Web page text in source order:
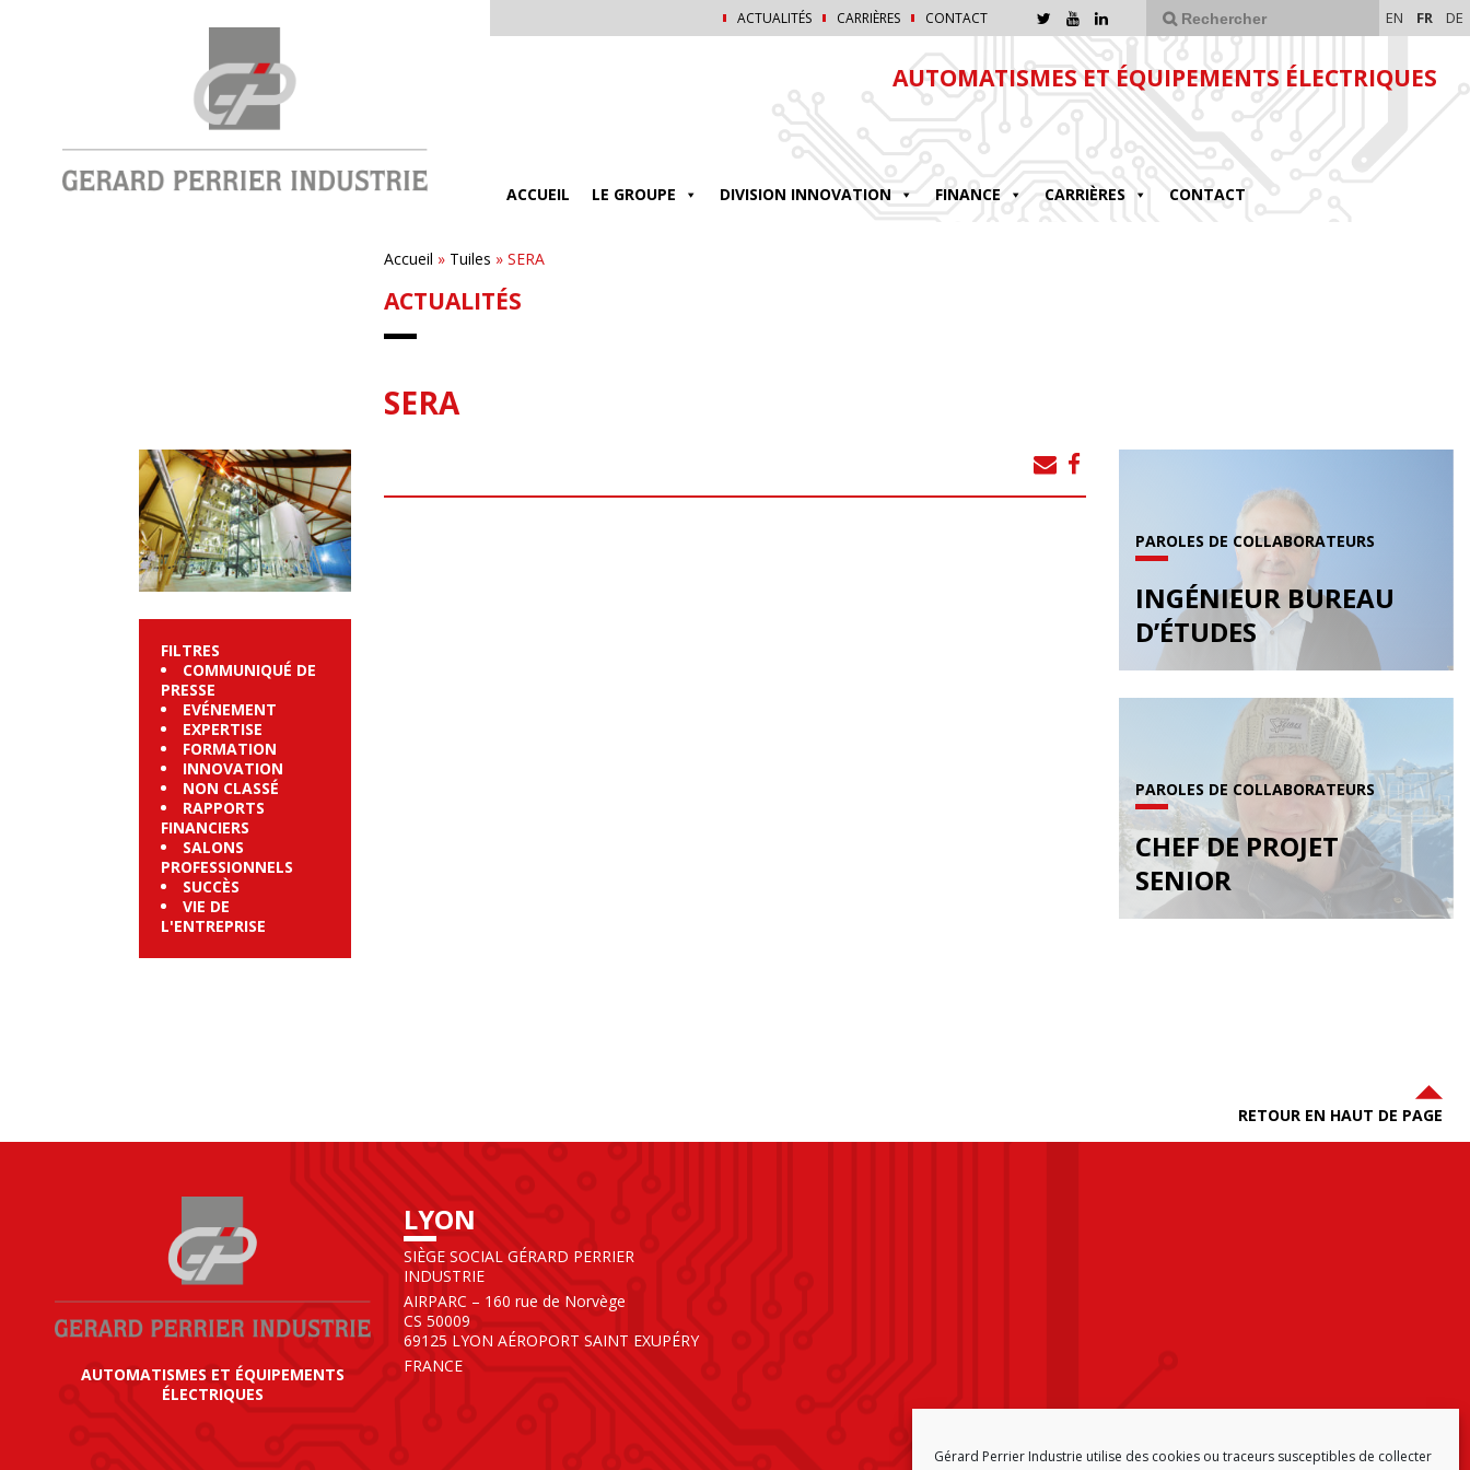
Gérard Perrier Industrie utilise des cookies ou traceurs susceptibles de collecter
ACTUALITÉS CARRIÈRES CONTACT EN FR DE
AUTOMATISMES ET ÉQUIPEMENTS ÉLECTRIQUES
ACCUEIL LE GROUPE DIVISION INNOVATION FINANCE CARRIÈRES CONTACT
Accueil » Tuiles » SERA
ACTUALITÉS
SERA
FILTRES
COMMUNIQUÉ DE
PRESSE
EVÉNEMENT
EXPERTISE
FORMATION
INNOVATION
NON CLASSÉ
RAPPORTS
FINANCIERS
SALONS
PROFESSIONNELS
SUCCÈS
VIE DE
L'ENTREPRISE
PAROLES DE COLLABORATEURS
INGÉNIEUR BUREAU
D’ÉTUDES
PAROLES DE COLLABORATEURS
CHEF DE PROJET
SENIOR
RETOUR EN HAUT DE PAGE
AUTOMATISMES ET ÉQUIPEMENTS
ÉLECTRIQUES
LYON
SIÈGE SOCIAL GÉRARD PERRIER
INDUSTRIE
AIRPARC – 160 rue de Norvège
CS 50009
69125 LYON AÉROPORT SAINT EXUPÉRY
FRANCE